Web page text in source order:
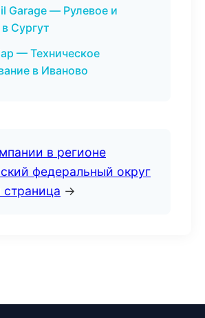
Garage — Рулевое и
Сургут
— Техническое
в Иваново
в регионе
федеральный округ
страница →